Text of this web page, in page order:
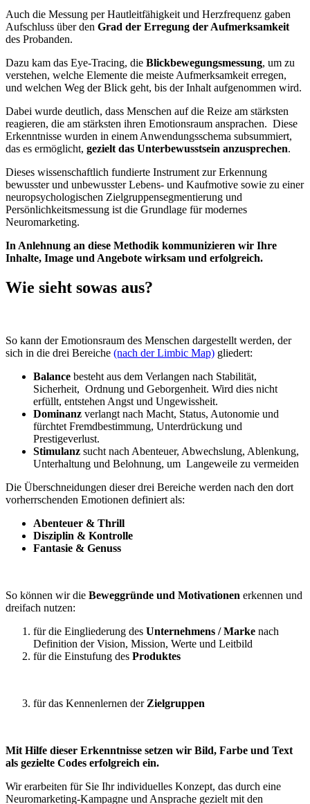
Auch die Messung per Hautleitfähigkeit und Herzfrequenz gaben
Aufschluss über den Grad der Erregung der Aufmerksamkeit
des Probanden.
Dazu kam das Eye-Tracing, die Blickbewegungsmessung, um zu
verstehen, welche Elemente die meiste Aufmerksamkeit erregen,
und welchen Weg der Blick geht, bis der Inhalt aufgenommen wird.
Dabei wurde deutlich, dass Menschen auf die Reize am stärksten
reagieren, die am stärksten ihren Emotionsraum ansprachen. Diese
Erkenntnisse wurden in einem Anwendungsschema subsummiert,
das es ermöglicht, gezielt das Unterbewusstsein anzusprechen.
Dieses wissenschaftlich fundierte Instrument zur Erkennung
bewusster und unbewusster Lebens- und Kaufmotive sowie zu einer
neuropsychologischen Zielgruppensegmentierung und
Persönlichkeitsmessung ist die Grundlage für modernes
Neuromarketing.
In Anlehnung an diese Methodik kommunizieren wir Ihre
Inhalte, Image und Angebote wirksam und erfolgreich.
Wie sieht sowas aus?
So kann der Emotionsraum des Menschen dargestellt werden, der
sich in die drei Bereiche (nach der Limbic Map) gliedert:
Balance besteht aus dem Verlangen nach Stabilität,
Sicherheit, Ordnung und Geborgenheit. Wird dies nicht
erfüllt, entstehen Angst und Ungewissheit.
Dominanz verlangt nach Macht, Status, Autonomie und
fürchtet Fremdbestimmung, Unterdrückung und
Prestigeverlust.
Stimulanz sucht nach Abenteuer, Abwechslung, Ablenkung,
Unterhaltung und Belohnung, um Langeweile zu vermeiden
Die Überschneidungen dieser drei Bereiche werden nach den dort
vorherrschenden Emotionen definiert als:
Abenteuer & Thrill
Disziplin & Kontrolle
Fantasie & Genuss
So können wir die Beweggründe und Motivationen erkennen und
dreifach nutzen:
für die Eingliederung des Unternehmens / Marke nach
Definition der Vision, Mission, Werte und Leitbild
für die Einstufung des Produktes
für das Kennenlernen der Zielgruppen
Mit Hilfe dieser Erkenntnisse setzen wir Bild, Farbe und Text
als gezielte Codes erfolgreich ein.
Wir erarbeiten für Sie Ihr individuelles Konzept, das durch eine
Neuromarketing-Kampagne und Ansprache gezielt mit den